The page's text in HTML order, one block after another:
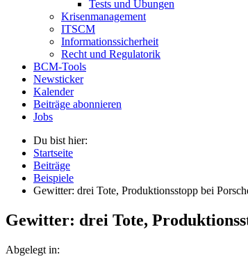
Tests und Übungen
Krisenmanagement
ITSCM
Informationssicherheit
Recht und Regulatorik
BCM-Tools
Newsticker
Kalender
Beiträge abonnieren
Jobs
Du bist hier:
Startseite
Beiträge
Beispiele
Gewitter: drei Tote, Produktionsstopp bei
Gewitter: drei Tote,
Abgelegt in: